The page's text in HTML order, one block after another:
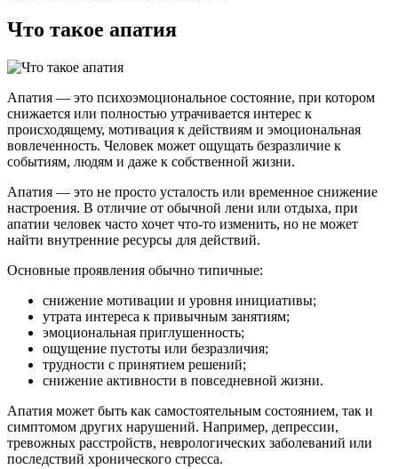
Что такое апатия
Апатия — это психоэмоциональное состояние, при котором
снижается или полностью утрачивается интерес к
происходящему, мотивация к действиям и эмоциональная
вовлеченность. Человек может ощущать безразличие к
событиям, людям и даже к собственной жизни.
Апатия — это не просто усталость или временное снижение
настроения. В отличие от обычной лени или отдыха, при
апатии человек часто хочет что-то изменить, но не может
найти внутренние ресурсы для действий.
Основные проявления обычно типичные:
снижение мотивации и уровня инициативы;
утрата интереса к привычным занятиям;
эмоциональная приглушенность;
ощущение пустоты или безразличия;
трудности с принятием решений;
снижение активности в повседневной жизни.
Апатия может быть как самостоятельным состоянием, так и
симптомом других нарушений. Например, депрессии,
тревожных расстройств, неврологических заболеваний или
последствий хронического стресса.